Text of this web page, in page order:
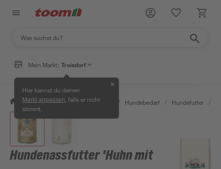
Mein Markt: Troisdorf
Hier kannst du deinen
Markt anpassen , falls er nicht
stimmt.
✕
/ Garten & Freizeit / Tierbedarf / Hundebedarf / Hundefutter /
Hundenassfutter 'Huhn mit